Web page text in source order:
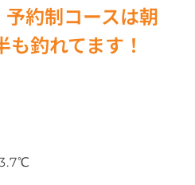
予約制コースは朝
釣れてます！